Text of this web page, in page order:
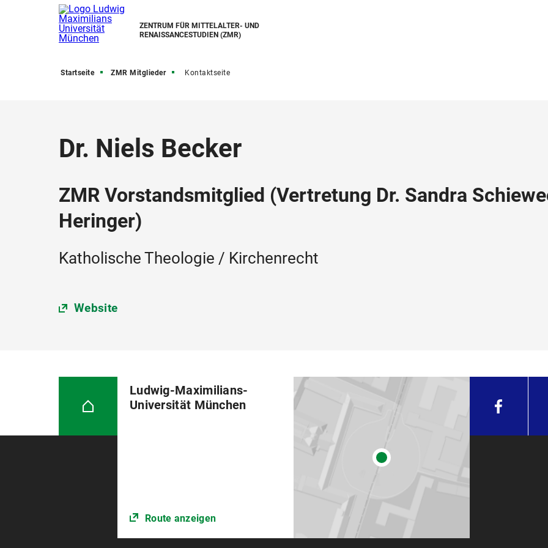
ZENTRUM FÜR MITTELALTER- UND
RENAISSANCESTUDIEN (ZMR)
Startseite ZMR Mitglieder Kontaktseite
Dr. Niels Becker
ZMR Vorstandsmitglied (Vertretung Dr. Sandra
Heringer)
Katholische Theologie / Kirchenrecht
Website
Ludwig-Maximilians-
Universität München
Route anzeigen